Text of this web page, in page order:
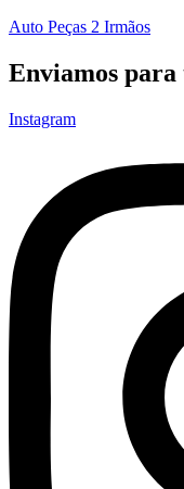
Auto Peças 2 Irmãos
Enviamos
Instagram